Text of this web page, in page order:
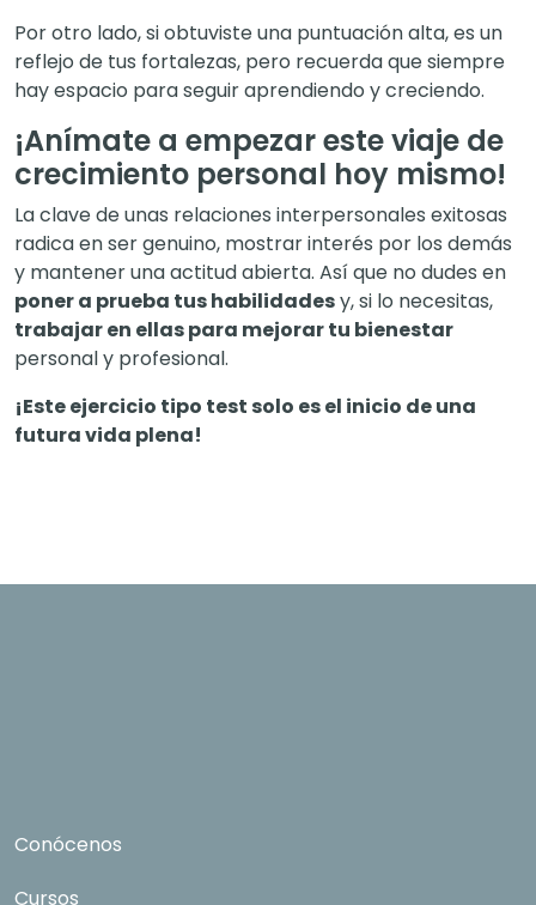
Por otro lado, si obtuviste una puntuación alta, es un
reflejo de tus fortalezas, pero recuerda que siempre
hay espacio para seguir aprendiendo y creciendo.
¡Anímate a empezar este viaje de
crecimiento personal hoy mismo!
La clave de unas relaciones interpersonales exitosas
radica en ser genuino, mostrar interés por los demás
y mantener una actitud abierta. Así que no dudes en
poner a prueba tus habilidadesy, si lo necesitas,
trabajar en ellas para mejorar tu bienestar
personal y profesional.
¡Este ejercicio tipo test solo es el inicio de una
futura vida plena!
Conócenos
Cursos